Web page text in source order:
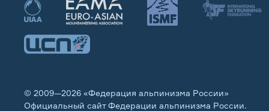
© 2009—2026 «Федерация альпинизма России»
Официальный сайт Федерации альпинизма России.